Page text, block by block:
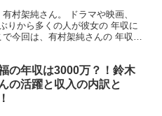
村架純さん。 ドラマや映画、
りから多くの人が彼女の 年収に
今回は、有村架純さんの 年収に
の年収は3000万？！鈴木
の活躍と収入の内訳と